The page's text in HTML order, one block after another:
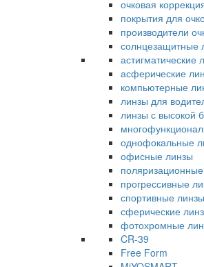
очковая
покрытия для
производители
солнцезащитные
астигматические
асферические
компьютерные
линзы для
линзы с высокой
однофокальные
офисные линзы
прогрессивные
спортивные линзы
сферические
фотохромные
CR-39
Free Form